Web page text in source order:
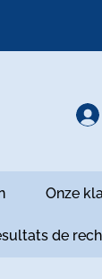
Onze
de